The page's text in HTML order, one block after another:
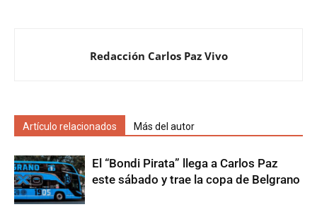
Redacción Carlos Paz Vivo
Artículo relacionados Más del autor
El “Bondi Pirata” llega a Carlos Paz
este sábado y trae la copa de Belgrano